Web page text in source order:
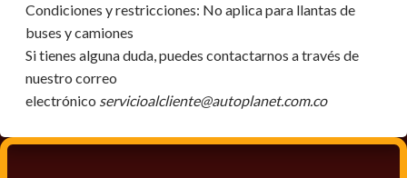
Condiciones y restricciones: No aplica para llantas de
buses y camiones
Si tienes alguna duda, puedes contactarnos a través de
nuestro correo
electrónico servicioalcliente@autoplanet.com.co